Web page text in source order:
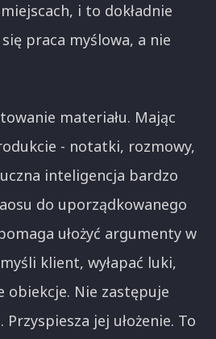
i to dokładnie
praca myślowa, a nie
materiału. Mając
- notatki, rozmowy,
inteligencja bardzo
do uporządkowanego
ułożyć argumenty w
klient, wyłapać luki,
obiekcje. Nie zastępuje
jej ułożenie. To